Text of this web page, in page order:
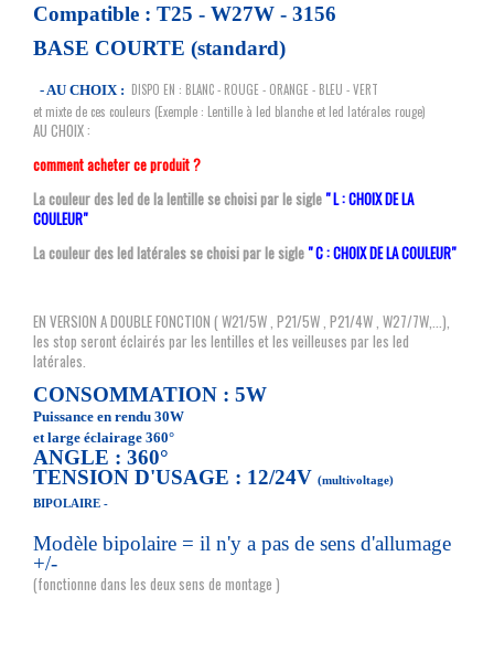
Compatible : T25 - W27W - 3156
BASE COURTE (standard)
- AU CHOIX : DISPO EN : BLANC - ROUGE - ORANGE - BLEU - VERT
et mixte de ces couleurs (Exemple : Lentille à led blanche et led latérales rouge)
AU CHOIX :
comment acheter ce produit ?
La couleur des led de la lentille se choisi par le sigle " L : CHOIX DE LA
COULEUR"
La couleur des led latérales se choisi par le sigle " C : CHOIX DE LA COULEUR"
EN VERSION A DOUBLE FONCTION ( W21/5W , P21/5W , P21/4W , W27/7W,...),
les stop seront éclairés par les lentilles et les veilleuses par les led
latérales.
CONSOMMATION : 5W
Puissance en rendu 30W
et large éclairage 360°
ANGLE : 360°
TENSION D'USAGE : 12/24V (multivoltage)
BIPOLAIRE -
Modèle bipolaire = il n'y a pas de sens d'allumage
+/-
(fonctionne dans les deux sens de montage )